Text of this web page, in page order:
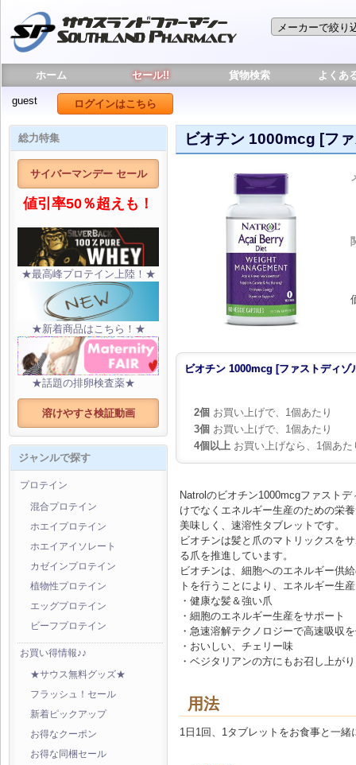
ホーム セール!! 貨物検索 よくあ
guest ログインはこちら
総力特集
サイバーマンデー セール
値引率50％超えも！
★最高峰プロテイン上陸！★
★新着商品はこちら！★
★話題の排卵検査薬★
溶けやすさ検証動画
ジャンルで探す
プロテイン
混合プロテイン
ホエイプロテイン
ホエイアイソレート
カゼインプロテイン
植物性プロテイン
エッグプロテイン
ビーフプロテイン
お買い得情報♪♪
★サウス無料グッズ★
フラッシュ！セール
新着ピックアップ
お得なクーポン
お得な同梱セール
ビオチン 1000mcg [フ
ビオチン 1000mcg [ファストディゾ
2個 お買い上げで、1個あたり
3個 お買い上げで、1個あたり
4個以上 お買い上げなら、1個あた
Natrolのビオチン1000mcgファスト
けでなくエネルギー生産のための栄
美味しく、速溶性タブレットです。
ビオチンは髪と爪のマトリックスを
る爪を推進しています。
ビオチンは、細胞へのエネルギー供
トを行うことにより、エネルギー生
・健康な髪＆強い爪
・細胞のエネルギー生産をサポート
・急速溶解テクノロジーで高速吸収
・おいしい、チェリー味
・ベジタリアンの方にもお召し上が
用法
1日1回、1タブレットをお食事と一